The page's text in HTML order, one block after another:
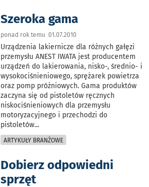
Szeroka gama
ponad rok temu 01.07.2010
Urządzenia lakiernicze dla różnych gałęzi
przemysłu ANEST IWATA jest producentem
urządzeń do lakierowania, nisko-, średnio- i
wysokociśnieniowego, sprężarek powietrza
oraz pomp próżniowych. Gama produktów
zaczyna się od pistoletów ręcznych
niskociśnieniowych dla przemysłu
motoryzacyjnego i przechodzi do
pistoletów...
ARTYKUŁY BRANŻOWE
Dobierz odpowiedni
sprzęt